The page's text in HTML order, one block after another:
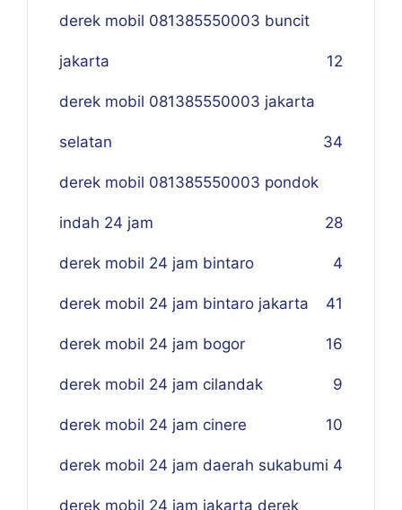
derek mobil 081385550003 buncit
jakarta 12
derek mobil 081385550003 jakarta
selatan 34
derek mobil 081385550003 pondok
indah 24 jam 28
derek mobil 24 jam bintaro 4
derek mobil 24 jam bintaro jakarta 41
derek mobil 24 jam bogor 16
derek mobil 24 jam cilandak 9
derek mobil 24 jam cinere 10
derek mobil 24 jam daerah sukabumi 4
derek mobil 24 jam jakarta derek